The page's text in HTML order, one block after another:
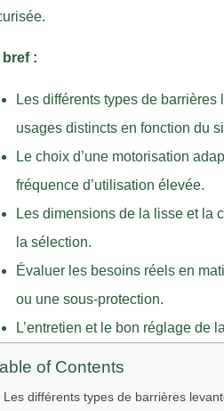
bref :
Les différents types de
usages distincts en fonction du
Le choix d’une motorisation
fréquence d’utilisation élevée.
Les dimensions de la lisse et la
la sélection.
Évaluer les besoins réels en
ou une sous-protection.
L’entretien et le bon réglage de
of Contents
Les différents types de barrières